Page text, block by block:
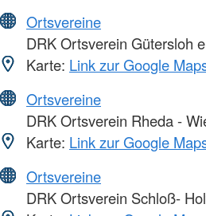
Ortsvereine
DRK Ortsverein Gütersloh
Karte: Link zur Google
Ortsvereine
DRK Ortsverein Rheda -
Karte: Link zur Google
Ortsvereine
DRK Ortsverein Schloß-